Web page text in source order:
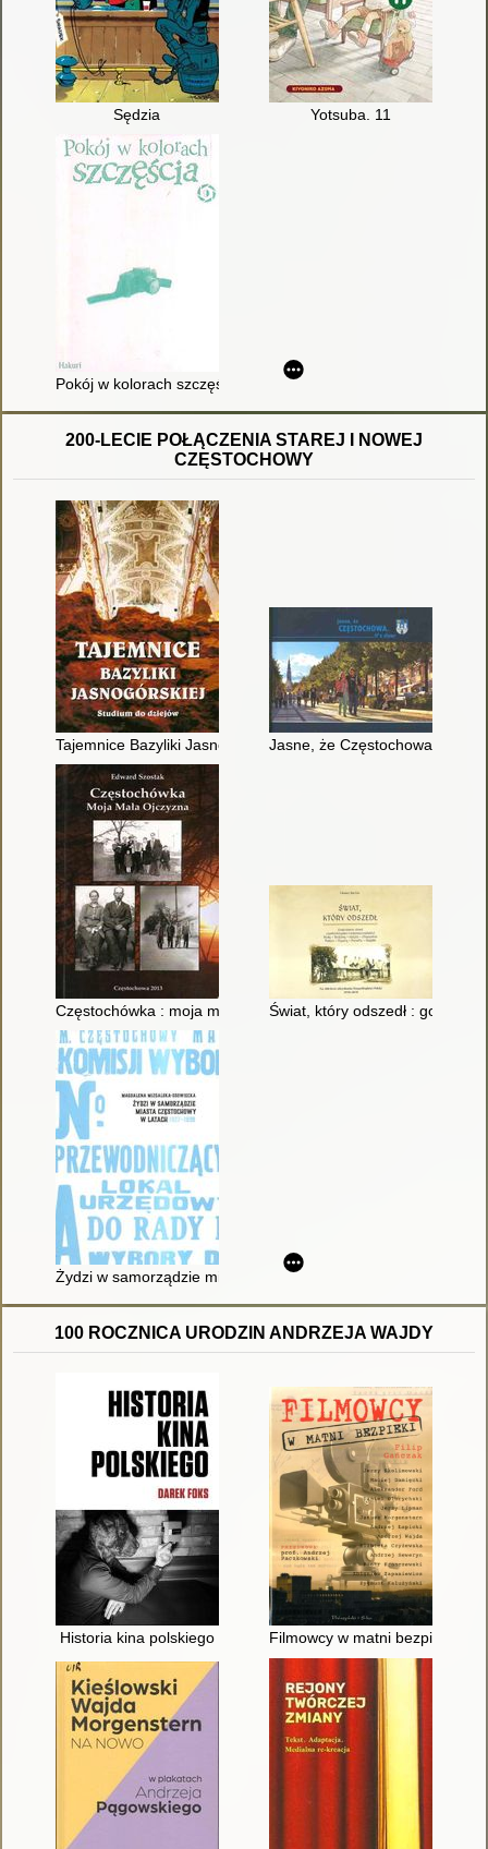
Sędzia Yotsuba. 11
Pokój w kolorach szczęścia. 9
200-LECIE POŁĄCZENIA STAREJ I NOWEJ
CZĘSTOCHOWY
Tajemnice Bazyliki Jasnogórskiej : studium do dziejów : praca
Jasne, że Częstochowa =
Częstochówka : moja mała ojczyznaŚwiat, który odszedł :
Żydzi w samorządzie miasta Częstochowy w latach 1927-1939
100 ROCZNICA URODZIN ANDRZEJA WAJDY
Historia kina polskiego Filmowcy w matni bezpieki